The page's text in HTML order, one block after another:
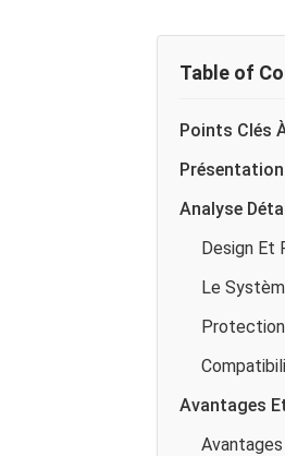
S
,
2
0
6
Table of
Points Clés
Analyse
Design Et
Le
Avantages